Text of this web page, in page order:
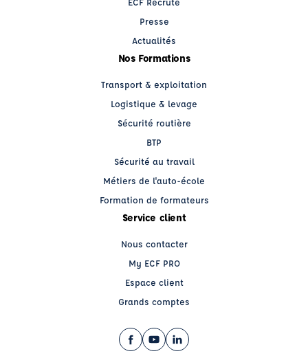
Presse
Actualités
Nos Formations
Transport & exploitation
Logistique & levage
Sécurité routière
BTP
Sécurité au travail
Métiers de l'auto-école
Formation de formateurs
Service client
Nous contacter
My ECF PRO
Espace client
Grands comptes
Facebook (nouvelle fenêtre)
YouTube (nouvelle fenêtre)
LinkedIn (nouvelle fenêtre)